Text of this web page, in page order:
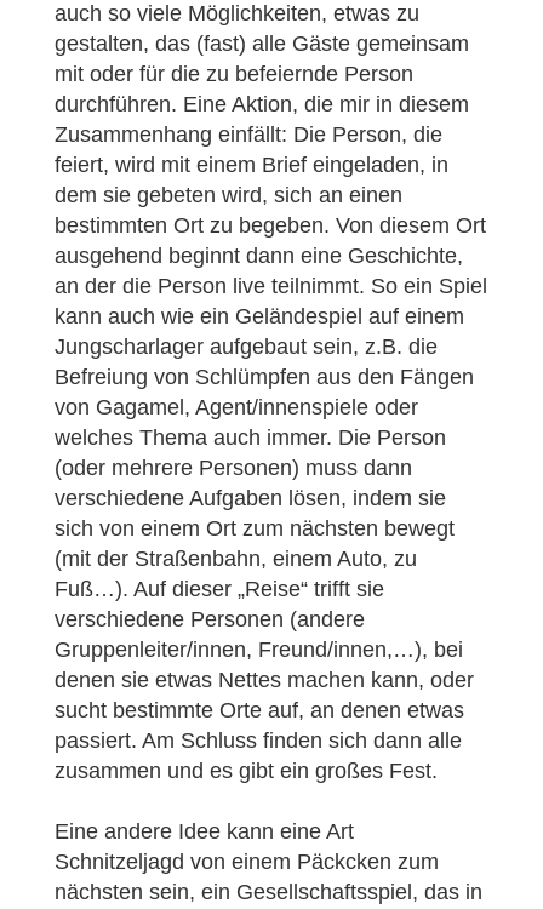
auch so viele Möglichkeiten, etwas zu
gestalten, das (fast) alle Gäste gemeinsam
mit oder für die zu befeiernde Person
durchführen. Eine Aktion, die mir in diesem
Zusammenhang einfällt: Die Person, die
feiert, wird mit einem Brief eingeladen, in
dem sie gebeten wird, sich an einen
bestimmten Ort zu begeben. Von diesem Ort
ausgehend beginnt dann eine Geschichte,
an der die Person live teilnimmt. So ein Spiel
kann auch wie ein Geländespiel auf einem
Jungscharlager aufgebaut sein, z.B. die
Befreiung von Schlümpfen aus den Fängen
von Gagamel, Agent/innenspiele oder
welches Thema auch immer. Die Person
(oder mehrere Personen) muss dann
verschiedene Aufgaben lösen, indem sie
sich von einem Ort zum nächsten bewegt
(mit der Straßenbahn, einem Auto, zu
Fuß…). Auf dieser „Reise“ trifft sie
verschiedene Personen (andere
Gruppenleiter/innen, Freund/innen,…), bei
denen sie etwas Nettes machen kann, oder
sucht bestimmte Orte auf, an denen etwas
passiert. Am Schluss finden sich dann alle
zusammen und es gibt ein großes Fest.
Eine andere Idee kann eine Art
Schnitzeljagd von einem Päckcken zum
nächsten sein, ein Gesellschaftsspiel, das in